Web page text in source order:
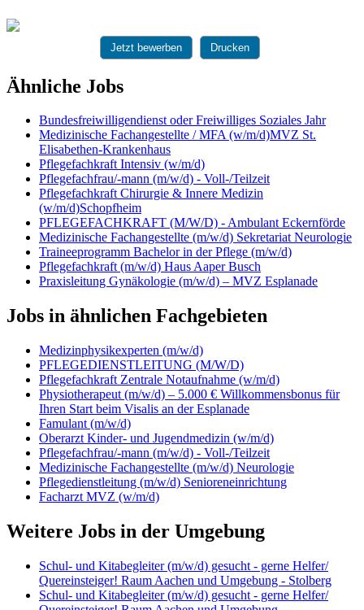
Jetzt bewerben Drucken
Ähnliche Jobs
Bundesfreiwilligendienst oder Freiwilliges Soziales Jahr
Medizinische Fachangestellte / MFA (w/m/d)MVZ St.
Elisabethen-Krankenhaus
Pflegefachkraft Intensiv (w/m/d)
Pflegefachfrau/-mann (m/w/d) - Voll-/Teilzeit
Pflegefachkraft Chirurgie & Innere Medizin
(w/m/d)Schopfheim
PFLEGEFACHKRAFT (M/W/D) - Ambulant Eckernförde
Medizinische Fachangestellte (m/w/d) Sekretariat Neurologie
Traineeprogramm Bachelor in der Pflege (m/w/d)
Pflegefachkraft (m/w/d) Haus Aaper Busch
Praxisleitung Gynäkologie (m/w/d) – MVZ Esplanade
Jobs in ähnlichen Fachgebieten
Medizinphysikexperten (m/w/d)
PFLEGEDIENSTLEITUNG (M/W/D)
Pflegefachkraft Zentrale Notaufnahme (w/m/d)
Physiotherapeut (m/w/d) – 5.000 € Willkommensbonus für
Ihren Start beim Visalis an der Esplanade
Famulant (m/w/d)
Oberarzt Kinder- und Jugendmedizin (w/m/d)
Pflegefachfrau/-mann (m/w/d) - Voll-/Teilzeit
Medizinische Fachangestellte (m/w/d) Neurologie
Pflegedienstleitung (m/w/d) Senioreneinrichtung
Facharzt MVZ (w/m/d)
Weitere Jobs in der Umgebung
Schul- und Kitabegleiter (m/w/d) gesucht - gerne Helfer/
Quereinsteiger! Raum Aachen und Umgebung - Stolberg
Schul- und Kitabegleiter (m/w/d) gesucht - gerne Helfer/